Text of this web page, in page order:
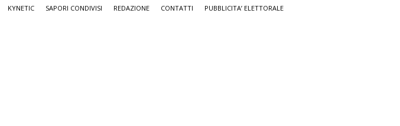
KYNETIC SAPORI CONDIVISI REDAZIONE CONTATTI PUBBLICITA’ ELETTORALE